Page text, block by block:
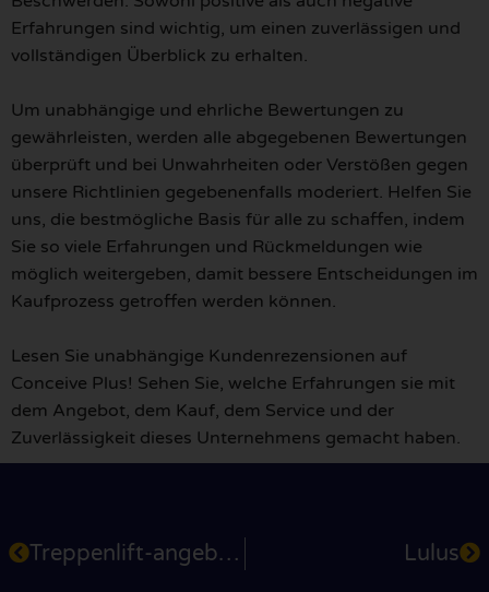
Erfahrungen sind wichtig, um einen zuverlässigen und
vollständigen Überblick zu erhalten.
Um unabhängige und ehrliche Bewertungen zu
gewährleisten, werden alle abgegebenen Bewertungen
überprüft und bei Unwahrheiten oder Verstößen gegen
unsere Richtlinien gegebenenfalls moderiert. Helfen Sie
uns, die bestmögliche Basis für alle zu schaffen, indem
Sie so viele Erfahrungen und Rückmeldungen wie
möglich weitergeben, damit bessere Entscheidungen im
Kaufprozess getroffen werden können.
Lesen Sie unabhängige Kundenrezensionen auf
Conceive Plus! Sehen Sie, welche Erfahrungen sie mit
dem Angebot, dem Kauf, dem Service und der
Zuverlässigkeit dieses Unternehmens gemacht haben.
Treppenlift-angebot.de Lulus